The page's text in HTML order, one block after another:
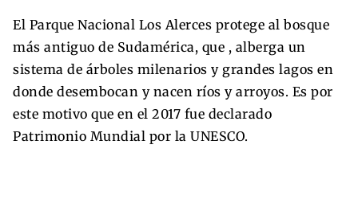
El Parque Nacional Los Alerces protege al bosque
más antiguo de Sudamérica, que , alberga un
sistema de árboles milenarios y grandes lagos en
donde desembocan y nacen ríos y arroyos. Es por
este motivo que en el 2017 fue declarado
Patrimonio Mundial por la UNESCO.